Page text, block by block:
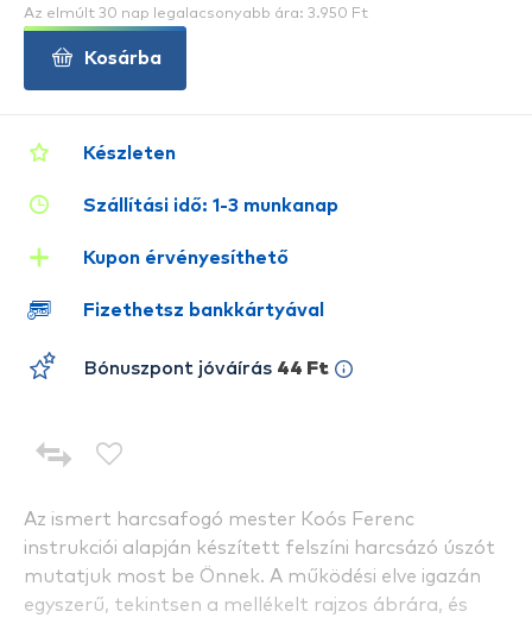
Az ismert harcsafogó mester Koós Ferenc
instrukciói alapján készített felszíni harcsázó úszót
mutatjuk most be Önnek. A működési elve igazán
egyszerű, tekintsen a mellékelt rajzos ábrára, és
Készleten
Szállítási idő: 1-3 munkanap
Kupon érvényesíthető
Fizethetsz bankkártyával
Bónuszpont jóváírás 44 Ft
Az elmúlt 30 nap legalacsonyabb ára: 3.950 Ft
Kosárba